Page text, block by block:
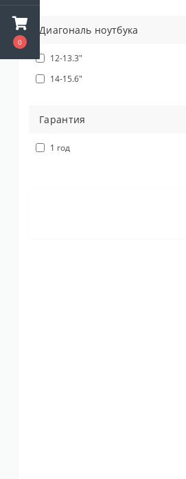
0
Диагональ ноутбука
12-13.3"
14-15.6"
Гарантия
1 год